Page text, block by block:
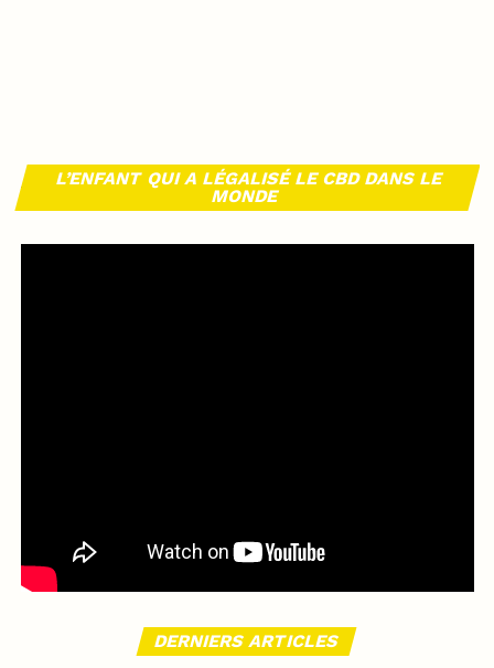
L’ENFANT QUI A LÉGALISÉ LE CBD DANS LE
MONDE
DERNIERS ARTICLES